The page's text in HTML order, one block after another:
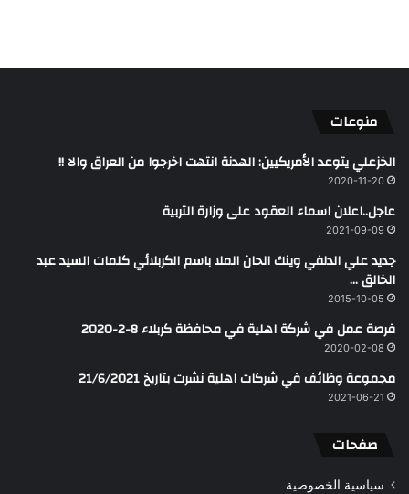
منوعات
الخزعلي يتوعد الأمريكيين: الهدنة انتهت اخرجوا من العراق والا !!
2020-11-20
عاجل..اعلان اسماء العقود على وزارة التربية
2021-09-09
جديد علي الدلفي وينك الحان الملا باسم الكربلائي كلمات السيد عبد
الخالق …
2015-10-05
فرصة عمل في شركة اهلية في محافظة كربلاء 8-2-2020
2020-02-08
مجموعة وظائف في شركات اهلية نشرت بتاريخ 21/6/2021
2021-06-21
صفحات
سياسية الخصوصية